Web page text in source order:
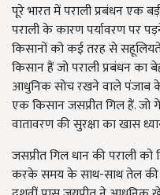
पूरे भारत में पराली प्रबंधन एक
पराली के कारण पर्यावरण पर
किसानों को कई तरह से
किसान हैं जो पराली प्रबंधन का
आधुनिक सोच रखने वाले पंजाब
एक किसान जसप्रीत गिल हैं. जो
वातावरण की सुरक्षा का खास
जसप्रीत गिल धान की पराली
करके समय के साथ-साथ तेल की